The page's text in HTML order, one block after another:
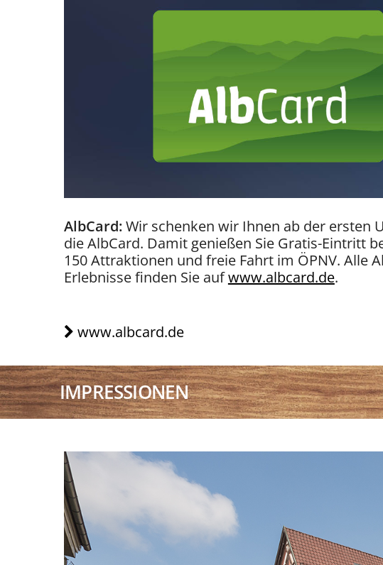
AlbCard:Wir schenken wir Ihnen ab der ersten
die AlbCard. Damit genießen Sie Gratis-Eintritt
150 Attraktionen und freie Fahrt im ÖPNV. Alle
Erlebnisse finden Sie aufwww.albcard.de.
www.albcard.de
IMPRESSIONEN